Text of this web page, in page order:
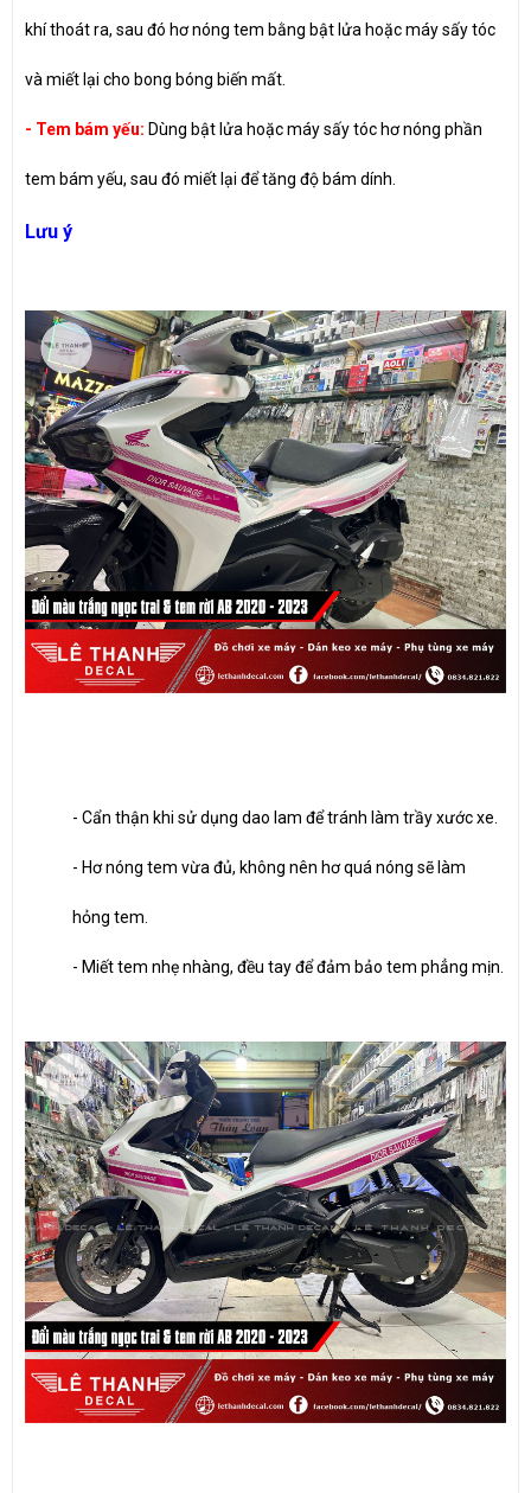
khí thoát ra, sau đó hơ nóng tem bằng bật lửa hoặc máy sấy tóc
và miết lại cho bong bóng biến mất.
- Tem bám yếu: Dùng bật lửa hoặc máy sấy tóc hơ nóng phần
tem bám yếu, sau đó miết lại để tăng độ bám dính.
Lưu ý
- Cẩn thận khi sử dụng dao lam để tránh làm trầy xước xe.
- Hơ nóng tem vừa đủ, không nên hơ quá nóng sẽ làm
hỏng tem.
- Miết tem nhẹ nhàng, đều tay để đảm bảo tem phẳng mịn.